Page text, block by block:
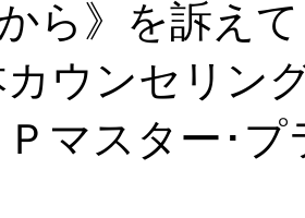
ら》を訴え
ウンセリン
マスター･